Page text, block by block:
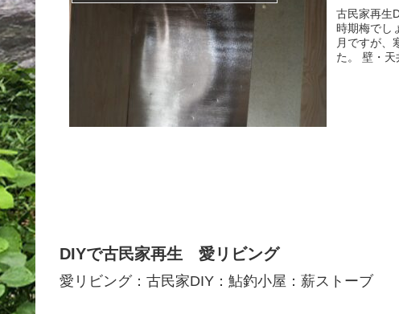
古民家再生
時期梅でし
月ですが、
た。 壁・天
DIYで古民家再生 愛リビング
愛リビング：古民家DIY：鮎釣小屋：薪ストーブ